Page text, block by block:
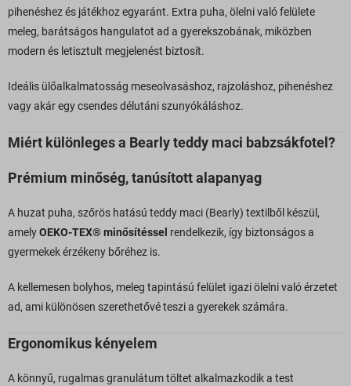
pihenéshez és játékhoz egyaránt. Extra puha, ölelni való felülete
meleg, barátságos hangulatot ad a gyerekszobának, miközben
modern és letisztult megjelenést biztosít.
Ideális ülőalkalmatosság meseolvasáshoz, rajzoláshoz, pihenéshez
vagy akár egy csendes délutáni szunyókáláshoz.
Miért különleges a Bearly teddy maci babzsákfotel?
Prémium minőség, tanúsított alapanyag
A huzat puha, szőrös hatású teddy maci (Bearly) textilből készül,
amelyOEKO-TEX® minősítéssel rendelkezik, így biztonságos a
gyermekek érzékeny bőréhez is.
A kellemesen bolyhos, meleg tapintású felület igazi ölelni való érzetet
ad, ami különösen szerethetővé teszi a gyerekek számára.
Ergonomikus kényelem
A könnyű, rugalmas granulátum töltet alkalmazkodik a test